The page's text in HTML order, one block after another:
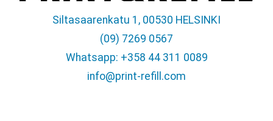
Siltasaarenkatu 1, 00530 HELSINKI
(09) 7269 0567
Whatsapp: +358 44 311 0089
info@print-refill.com